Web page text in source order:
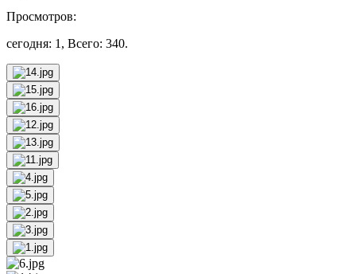
Просмотров:
сегодня: 1, Всего: 340.